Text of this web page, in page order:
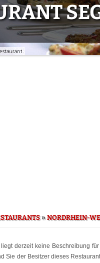
»NORDRHEIN-
liegt derzeit keine Beschreibung
Sie der Besitzer dieses